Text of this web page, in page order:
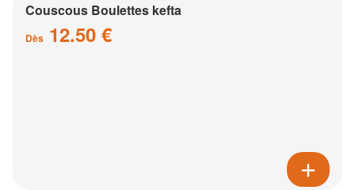
Couscous Boulettes kefta
Dès 12.50 €